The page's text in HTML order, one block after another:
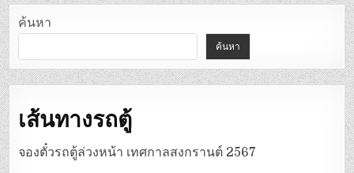
ค้นหา
ค้นหา
เส้นทางรถตู้
จองตั๋วรถตู้ล่วงหน้า เทศกาลสงกรานต์ 2567